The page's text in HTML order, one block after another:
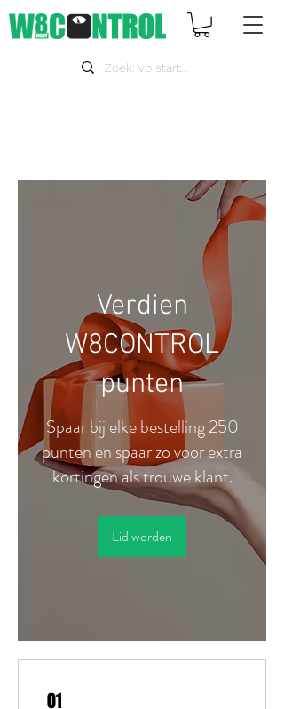
Verdien
W8CONTROL
punten
Spaar bij elke bestelling 250
punten en spaar zo voor extra
kortingen als trouwe klant.
Lid worden
01